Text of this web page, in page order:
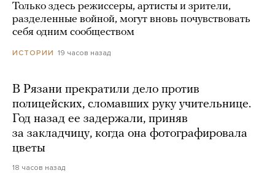
Только здесь режиссеры, артисты и зрители,
разделенные войной, могут вновь почувствовать
себя одним сообществом
ИСТОРИИ 19 часов назад
В Рязани прекратили дело против
полицейских, сломавших руку учительнице.
Год назад ее задержали, приняв
за закладчицу, когда она фотографировала
цветы
18 часов назад